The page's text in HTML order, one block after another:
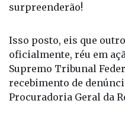
surpreenderão!
Isso posto, eis que
oficialmente, réu em
Supremo Tribunal
recebimento de
Procuradoria Geral da